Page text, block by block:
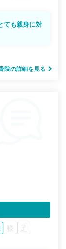
ても親身に対
院の詳細を見る
膝 足